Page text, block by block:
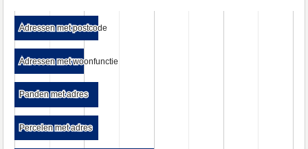
Adressen met postcode
Adressen met postcode
Adressen met woonfunctie
Adressen met woonfunctie
Panden met adres
Panden met adres
Percelen met adres
Percelen met adres